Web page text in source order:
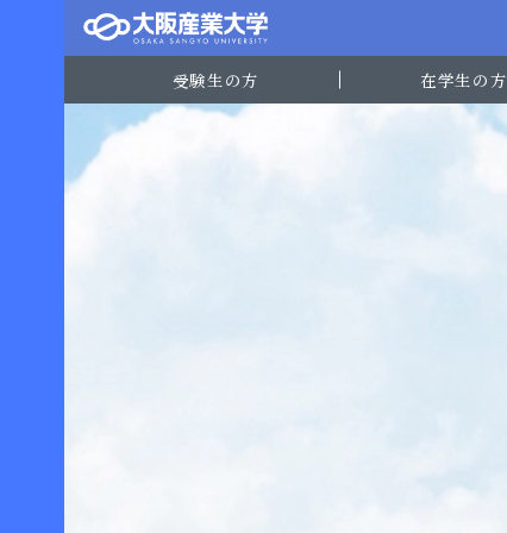
受験生の方 在学生の方